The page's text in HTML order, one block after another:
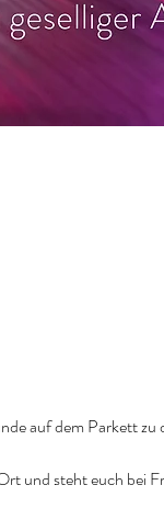
auf dem Parkett
und steht euch bei